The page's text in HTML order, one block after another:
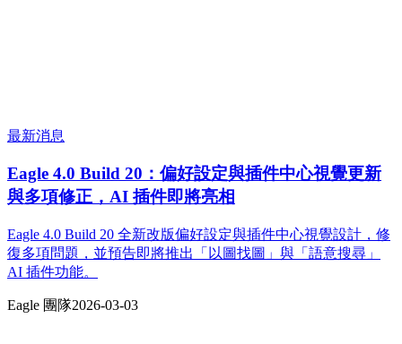
最新消息
Eagle 4.0 Build 20：偏好設定與插件中心視覺更新
與多項修正，AI 插件即將亮相
Eagle 4.0 Build 20 全新改版偏好設定與插件中心視覺設計，修
復多項問題，並預告即將推出「以圖找圖」與「語意搜尋」
AI 插件功能。
Eagle 團隊2026-03-03